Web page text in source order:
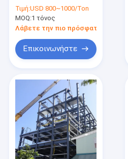
προσόψεων
κουρτινών
φωτοβολταϊκό
κτήριο δύναμης
τοίχων πράσινο
Τιμή:USD 800~1000/Ton
MOQ:1 τόνος
Λάβετε την πιο πρόσφατη τιμή
Επικοινωνήστε